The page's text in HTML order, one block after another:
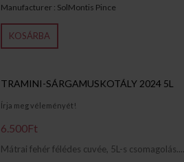
Manufacturer : SolMontis Pince
KOSÁRBA
TRAMINI-SÁRGAMUSKOTÁLY 2024 5L
Írja meg véleményét!
6.500Ft
Mátrai fehér félédes cuvée, 5L-s csomagolás....